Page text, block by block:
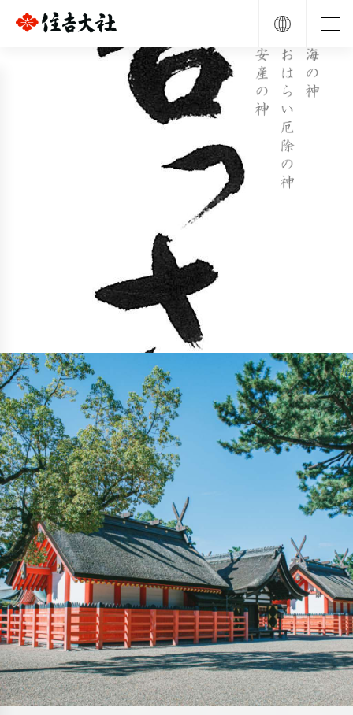
摂
津
な
に
わ
の
総
鎮
守